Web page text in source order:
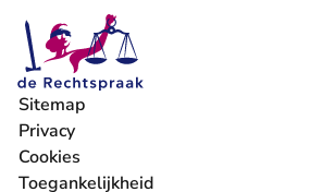
Sitemap
Privacy
Cookies
Toegankelijkheid